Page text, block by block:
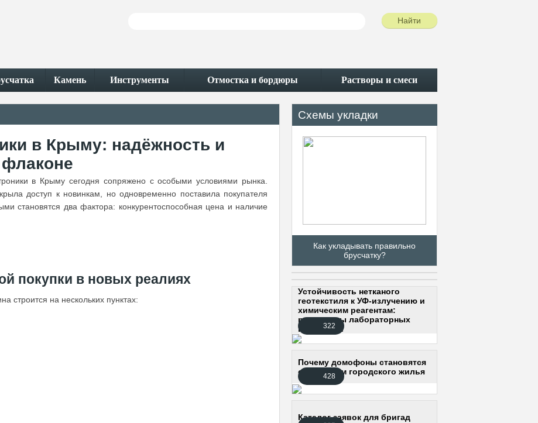
Камень Инструменты Отмостка и бордюры Растворы и смеси
в Крыму: надёжность и
в Крыму сегодня сопряжено с особыми условиями рынка.
доступ к новинкам, но одновременно поставила покупателя
становятся два фактора: конкурентоспособная цена и наличие
покупки в новых реалиях
строится на нескольких пунктах:
Схемы укладки
Как укладывать правильно
брусчатку?
Устойчивость нетканого
геотекстиля к УФ-излучению и
химическим реагентам:
результаты лабораторных
испытаний
322
Почему домофоны становятся
стандартом городского жилья
428
Каталог заявок для бригад